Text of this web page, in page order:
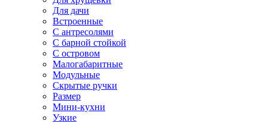
Для дачи
Встроенные
С антресолями
С барной стойкой
С островом
Малогабаритные
Модульные
Скрытые ручки
Размер
Мини-кухни
Узкие